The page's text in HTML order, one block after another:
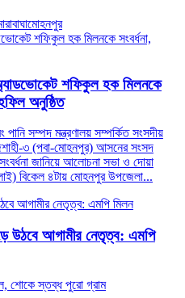
বাঘামোহনপুর
শফিকুল হক মিলনকে
অনুষ্ঠিত
সম্পদ মন্ত্রণালয় সম্পর্কিত সংসদীয়
৩ (পবা-মোহনপুর) আসনের সংসদ
জানিয়ে আলোচনা সভা ও দোয়া
বিকেল ৪টায় মোহনপুর উপজেলা...
উঠবে আগামীর নেতৃত্ব: এমপি